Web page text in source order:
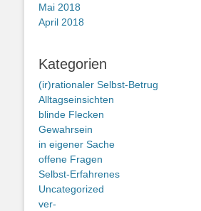
Mai 2018
April 2018
Kategorien
(ir)rationaler Selbst-Betrug
Alltagseinsichten
blinde Flecken
Gewahrsein
in eigener Sache
offene Fragen
Selbst-Erfahrenes
Uncategorized
ver-